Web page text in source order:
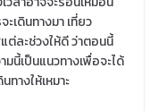
ะเดินทางมา เที่ยว
ละช่วงให้ดี ว่าตอนนี้
นี้เป็นแนวทางเพื่อจะได้
ทางให้เหมาะ